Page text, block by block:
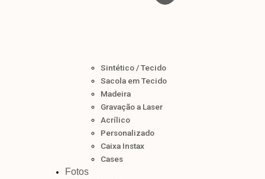
Sintético / Tecido
Sacola em Tecido
Madeira
Gravação a Laser
Acrílico
Personalizado
Caixa Instax
Cases
Fotos